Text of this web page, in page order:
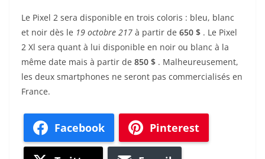
Le Pixel 2 sera disponible en trois coloris : bleu, blanc
et noir dès le 19 octobre 217 à partir de 650 $ . Le Pixel
2 Xl sera quant à lui disponible en noir ou blanc à la
même date mais à partir de 850 $ . Malheureusement,
les deux smartphones ne seront pas commercialisés en
France.
Facebook Pinterest